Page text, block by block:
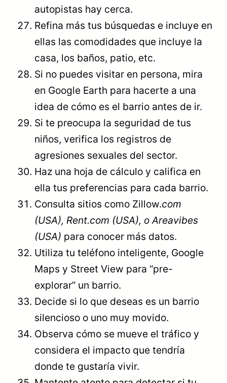
autopistas hay cerca.
Refina más tus búsquedas e incluye en
ellas las comodidades que incluye la
casa, los baños, patio, etc.
Si no puedes visitar en persona, mira
en Google Earth para hacerte a una
idea de cómo es el barrio antes de ir.
Si te preocupa la seguridad de tus
niños, verifica los registros de
agresiones sexuales del sector.
Haz una hoja de cálculo y califica en
ella tus preferencias para cada barrio.
Consulta sitios como Zillow.com
(USA), Rent.com (USA), o Areavibes
(USA) para conocer más datos.
Utiliza tu teléfono inteligente, Google
Maps y Street View para “pre-
explorar” un barrio.
Decide si lo que deseas es un barrio
silencioso o uno muy movido.
Observa cómo se mueve el tráfico y
considera el impacto que tendría
donde te gustaría vivir.